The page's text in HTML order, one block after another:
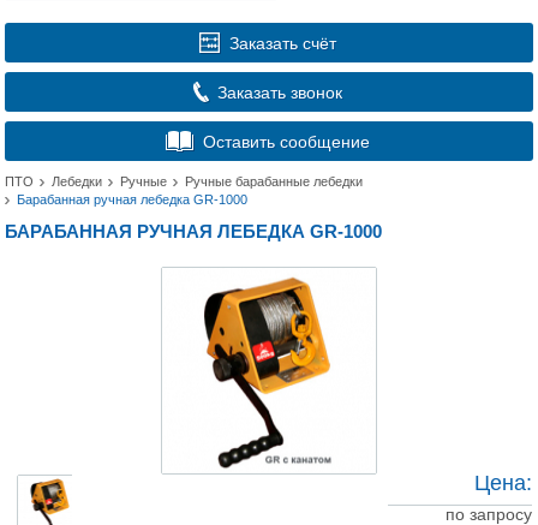
Заказать счёт
Заказать звонок
Оставить сообщение
ПТО Лебедки Ручные
Ручные барабанные лебедки
Барабанная ручная лебедка GR-1000
БАРАБАННАЯ РУЧНАЯ ЛЕБЕДКА GR-1000
Цена:
по запросу